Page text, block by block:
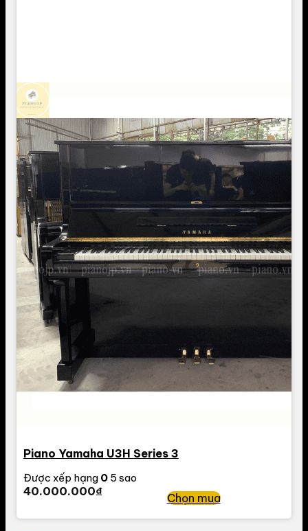
Piano Yamaha U3H Series 3
Được xếp hạng 05 sao
40.000.000₫ Chọn mua